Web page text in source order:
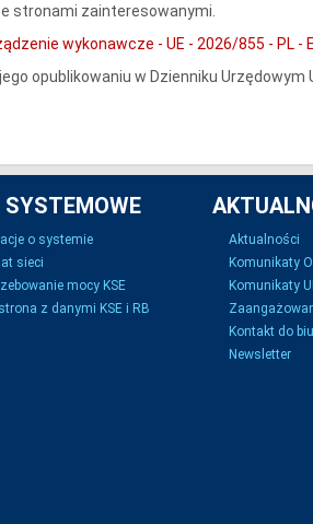
stronami zainteresowanymi.
wykonawcze - UE - 2026/855 - PL -
opublikowaniu w Dzienniku Urzędowym
SYSTEMOWE
o systemie
sieci
mocy KSE
z danymi KSE i RB
Aktualności
Komunikaty
Komunikaty
Kontakt do
Newsletter